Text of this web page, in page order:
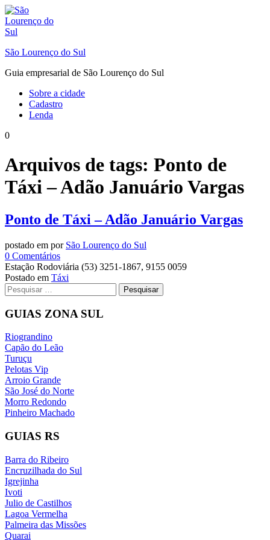
Ir
para
o
São Lourenço do Sul
Guia empresarial de São Lourenço do Sul
Sobre a cidade
Cadastro
Lenda
0
Arquivos de tags: Ponto de
Táxi – Adão Januário Vargas
Ponto de Táxi – Adão Januário Vargas
postado em por São Lourenço do Sul
0 Comentáriosem
Ponto
de
–
Adão
Januário
Estação Rodoviária (53) 3251-1867, 9155 0059
Postado em Táxi
Navegação
de
postagens
Pesquisar
por:
GUIAS ZONA SUL
Riograndino
Capão do Leão
Turuçu
Pelotas Vip
Arroio Grande
São José do Norte
Morro Redondo
Pinheiro Machado
GUIAS RS
Barra do Ribeiro
Encruzilhada do Sul
Igrejinha
Ivoti
Julio de Castilhos
Lagoa Vermelha
Palmeira das Missões
Quarai